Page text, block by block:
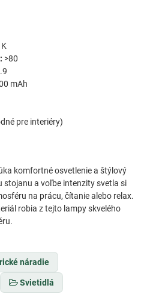
>80
mAh
pre interiéry)
komfortné osvetlenie a štýlový
a voľbe intenzity svetla si
na prácu, čítanie alebo relax.
robia z tejto lampy skvelého
náradie
Svietidlá